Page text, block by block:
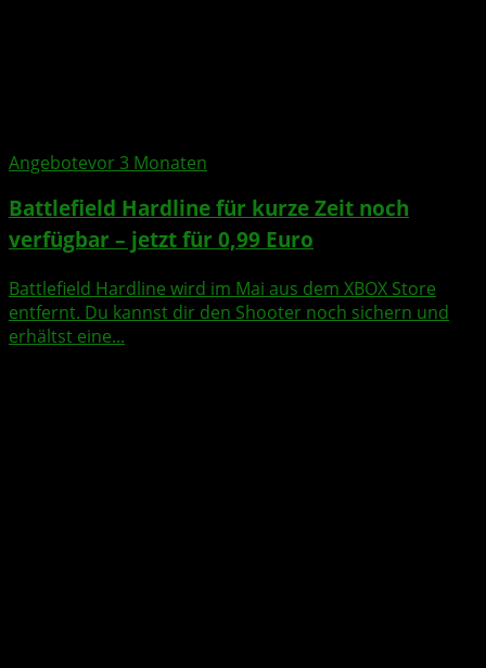
Angebotevor 3 Monaten
Battlefield Hardline für kurze Zeit noch
verfügbar – jetzt für 0,99 Euro
Battlefield Hardline wird im Mai aus dem XBOX Store
entfernt. Du kannst dir den Shooter noch sichern und
erhältst eine...